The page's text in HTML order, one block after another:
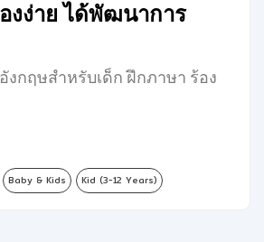
งง่าย ได้พัฒนาการ
งกฤษสำหรับเด็ก ฝึกภาษา ร้อง
Baby & Kids Kid (3-12 Years)